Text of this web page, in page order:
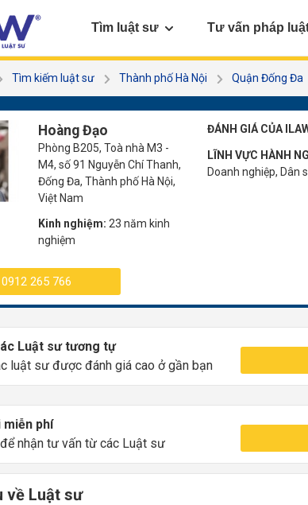
Tìm luật sư Tư vấn pháp
Tìm kiếm luật sư Thành phố Hà Nội Quận Đống Đa
Hoàng Đạo
Phòng B205, Toà nhà M3 -
M4, số 91 Nguyễn Chí Thanh,
Đống Đa, Thành phố Hà Nội,
Việt Nam
Kinh nghiệm: 23 năm kinh
nghiệm
ĐÁNH GIÁ CỦA
LĨNH VỰC HÀNH
Doanh nghiệp, Dân
0912 265 766
Luật sư tương tự
luật sư được đánh giá cao ở gần bạn
phí
nhận tư vấn từ các Luật sư
về Luật sư